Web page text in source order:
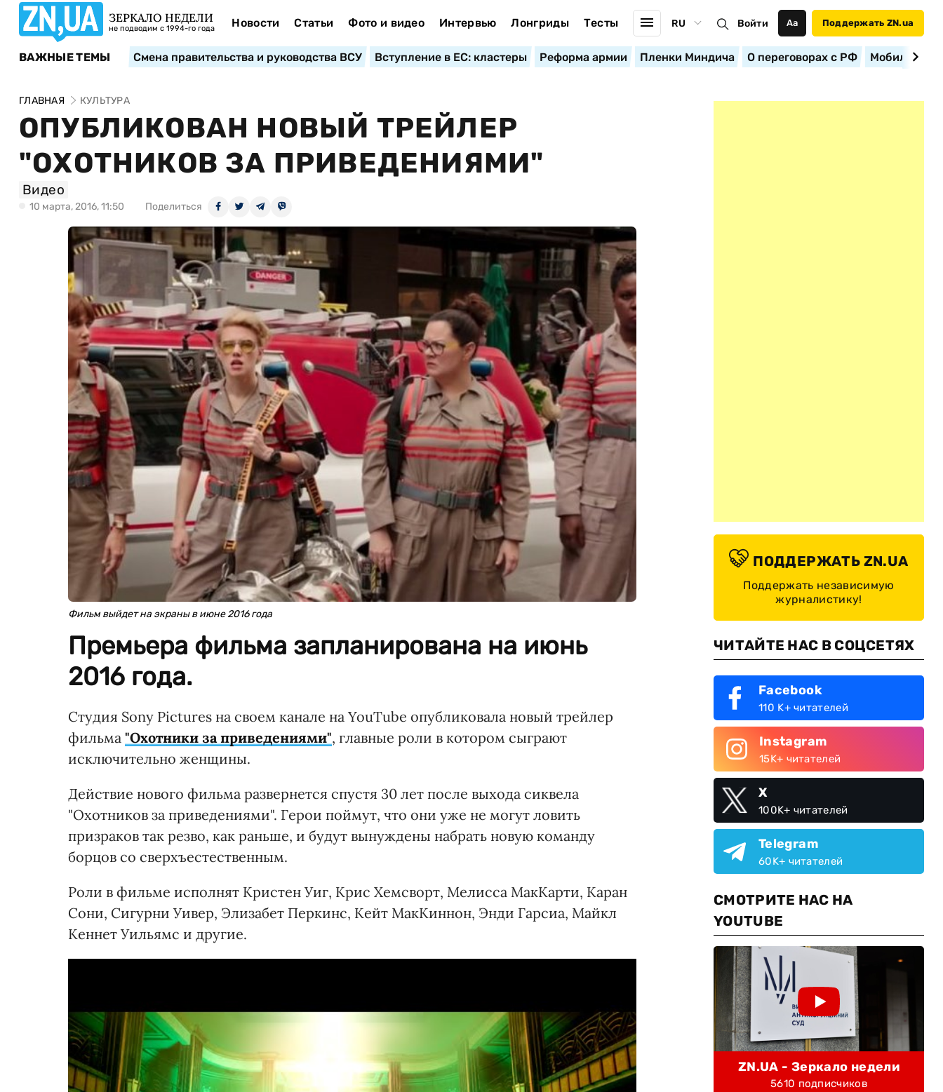
ЗЕРКАЛО НЕДЕЛИ
не подводим с 1994-го года Новости Статьи Фото и видео Интервью Лонгриды Тесты RU Войти Аа Поддержать ZN.ua
ВАЖНЫЕ ТЕМЫ Смена правительства и руководства ВСУ Вступление в ЕС: кластеры Реформа армии Пленки Миндича О переговорах с РФ
ГЛАВНАЯ КУЛЬТУРА
ОПУБЛИКОВАН НОВЫЙ ТРЕЙЛЕР
"ОХОТНИКОВ ЗА ПРИВЕДЕНИЯМИ"
Видео
10 марта, 2016, 11:50 Поделиться
Фильм выйдет на экраны в июне 2016 года
Премьера фильма запланирована на июнь
2016 года.
Студия Sony Pictures на своем канале на YouTube опубликовала новый трейлер
фильма "Охотники за приведениями", главные роли в котором сыграют
исключительно женщины.
Действие нового фильма развернется спустя 30 лет после выхода сиквела
"Охотников за приведениями". Герои поймут, что они уже не могут ловить
призраков так резво, как раньше, и будут вынуждены набрать новую команду
борцов со сверхъестественным.
Роли в фильме исполнят Кристен Уиг, Крис Хемсворт, Мелисса МакКарти, Каран
Сони, Сигурни Уивер, Элизабет Перкинс, Кейт МакКиннон, Энди Гарсиа, Майкл
Кеннет Уильямс и другие.
ПОДДЕРЖАТЬ ZN.UA
Поддержать независимую
журналистику!
ЧИТАЙТЕ НАС В СОЦСЕТЯХ
Facebook
110 K+ читателей
Instagram
15K+ читателей
X
100K+ читателей
Telegram
60K+ читателей
СМОТРИТЕ НАС НА
YOUTUBE
ZN.UA - Зеркало недели
5610 подписчиков